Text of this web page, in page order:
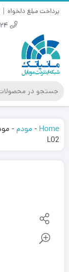
پرداخت مبلغ دلخواه
09153344724
Home
- مودم -
L02